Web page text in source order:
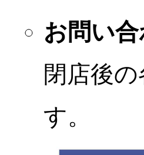
お問い
閉店後
す。